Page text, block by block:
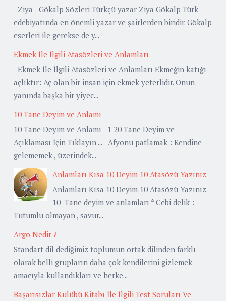
Ziya Gökalp Sözleri Türkçü yazar Ziya Gökalp Türk
edebiyatında en önemli yazar ve şairlerden biridir. Gökalp
eserleri ile gerekse de y...
Ekmek İle İlgili Atasözleri ve Anlamları
Ekmek İle İlgili Atasözleri ve Anlamları Ekmeğin katığı
açlıktır: Aç olan bir insan için ekmek yeterlidir. Onun
yanında başka bir yiyec...
10 Tane Deyim ve Anlamı
10 Tane Deyim ve Anlamı - 1 20 Tane Deyim ve
Açıklaması İçin Tıklayın ... - Afyonu patlamak : Kendine
gelememek , üzerindek...
Anlamları Kısa 10 Deyim 10 Atasözü Yazınız
Anlamları Kısa 10 Deyim 10 Atasözü Yazınız
10 Tane deyim ve anlamları * Cebi delik :
Tutumlu olmayan , savur...
Argo Nedir ?
Standart dil dediğimiz toplumun ortak dilinden farklı
olarak belli grupların daha çok kendilerini gizlemek
amacıyla kullandıkları ve herke...
Başarısızlar Kulübü Kitabı İle İlgili Test Soruları Ve